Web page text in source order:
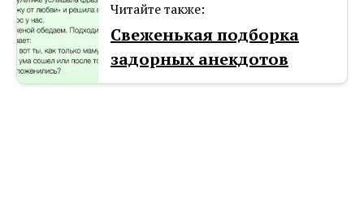
Читайте также:
Свеженькая подборка
задорных анекдотов